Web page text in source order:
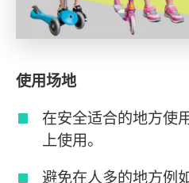
使用场地
在安全适合的地方使
上使用。
避免在人多的地方例